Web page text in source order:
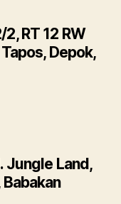
RT 12 RW
Depok,
Jungle Land,